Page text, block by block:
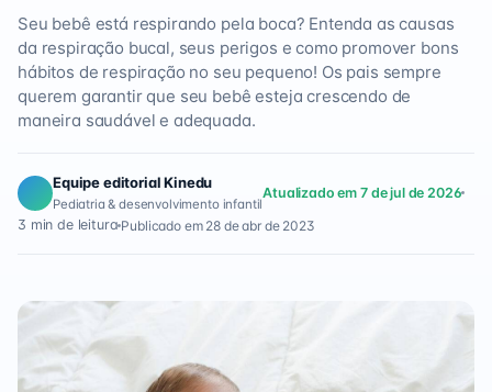
Seu bebê está respirando pela boca? Entenda as causas
da respiração bucal, seus perigos e como promover bons
hábitos de respiração no seu pequeno! Os pais sempre
querem garantir que seu bebê esteja crescendo de
maneira saudável e adequada.
Equipe editorial Kinedu
Pediatria & desenvolvimento infantil
Atualizado em 7 de jul de 2026
3 min de leitura Publicado em 28 de abr de 2023